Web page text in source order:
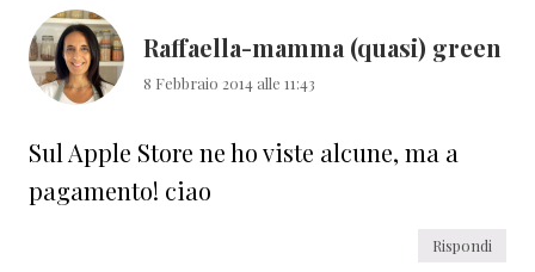
Raffaella-mamma (quasi) green
8 Febbraio 2014 alle 11:43
Sul Apple Store ne ho viste alcune, ma a
pagamento! ciao
Rispondi